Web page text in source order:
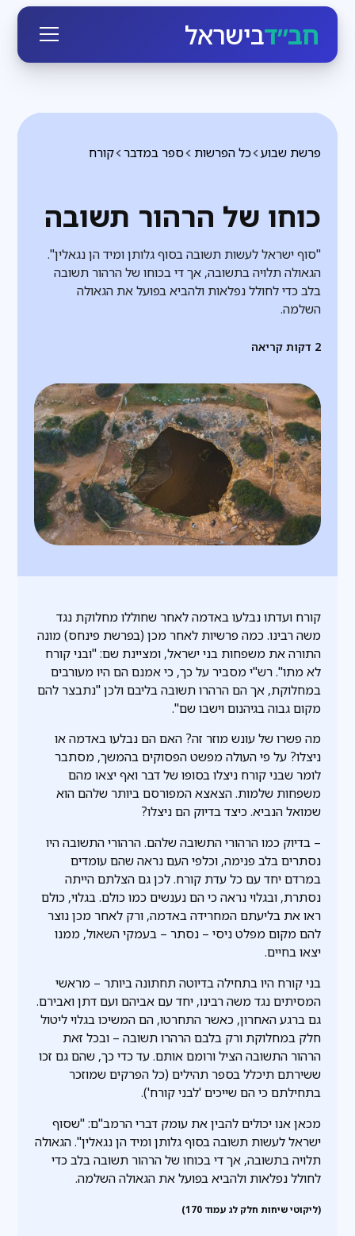
חב״דבישראל
קורח ספר במדבר כל הפרשות פרשת שבוע
כוחו של הרהור תשובה
"סוף ישראל לעשות תשובה בסוף גלותן ומיד הן נגאלין".
הגאולה תלויה בתשובה, אך די בכוחו של הרהור תשובה
בלב כדי לחולל נפלאות ולהביא בפועל את הגאולה
השלמה.
2 דקות קריאה
קורח ועדתו נבלעו באדמה לאחר שחוללו מחלוקת נגד
משה רבינו. כמה פרשיות לאחר מכן (בפרשת פינחס) מונה
התורה את משפחות בני ישראל, ומציינת שם: "ובני קורח
לא מתו". רש"י מסביר על כך, כי אמנם הם היו מעורבים
במחלוקת, אך הם הרהרו תשובה בליבם ולכן "נתבצר להם
מקום גבוה בגיהנום וישבו שם".
מה פשרו של עונש מוזר זה? האם הם נבלעו באדמה או
ניצלו? על פי העולה מפשט הפסוקים בהמשך, מסתבר
לומר שבני קורח ניצלו בסופו של דבר ואף יצאו מהם
משפחות שלמות. הצאצא המפורסם ביותר שלהם הוא
שמואל הנביא. כיצד בדיוק הם ניצלו?
– בדיוק כמו הרהורי התשובה שלהם. הרהורי התשובה היו
נסתרים בלב פנימה, וכלפי העם נראה שהם עומדים
במרדם יחד עם כל עדת קורח. לכן גם הצלתם הייתה
נסתרת, ובגלוי נראה כי הם נענשים כמו כולם. בגלוי, כולם
ראו את בליעתם המחרידה באדמה, ורק לאחר מכן נוצר
להם מקום מפלט ניסי – נסתר – בעמקי השאול, ממנו
יצאו בחיים.
בני קורח היו בתחילה בדיוטה תחתונה ביותר – מראשי
המסיתים נגד משה רבינו, יחד עם אביהם ועם דתן ואבירם.
גם ברגע האחרון, כאשר התחרטו, הם המשיכו בגלוי ליטול
חלק במחלוקת ורק בלבם הרהרו תשובה – ובכל זאת
הרהור התשובה הציל ורומם אותם. עד כדי כך, שהם גם זכו
ששירתם תיכלל בספר תהילים (כל הפרקים שמוזכר
בתחילתם כי הם שייכים 'לבני קורח').
מכאן אנו יכולים להבין את עומק דברי הרמב"ם: "שסוף
ישראל לעשות תשובה בסוף גלותן ומיד הן נגאלין". הגאולה
תלויה בתשובה, אך די בכוחו של הרהור תשובה בלב כדי
לחולל נפלאות ולהביא בפועל את הגאולה השלמה.
(ליקוטי שיחות חלק לג עמוד 170)